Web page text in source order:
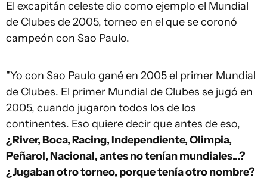
El excapitán celeste dio como ejemplo el Mundial
de Clubes de 2005, torneo en el que se coronó
campeón con Sao Paulo.
"Yo con Sao Paulo gané en 2005 el primer Mundial
de Clubes. El primer Mundial de Clubes se jugó en
2005, cuando jugaron todos los de los
continentes. Eso quiere decir que antes de eso,
¿River, Boca, Racing, Independiente, Olimpia,
Peñarol, Nacional, antes no tenían mundiales...?
¿Jugaban otro torneo, porque tenía otro nombre?